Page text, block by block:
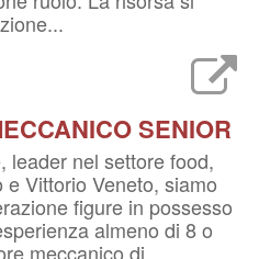
SENIOR
leader nel settore food,
Vittorio Veneto, siamo
figure in possesso
almeno di 8 o
meccanico di...